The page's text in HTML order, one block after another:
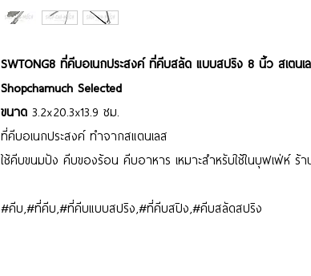
SWTONG8 ที่คีบอเนกประสงค์ ที่คีบสลัด แบบสปริง 8 นิ้ว สเตนเ
Shopchamuch Selected
ขนาด 3.2x20.3x13.9 ซม.
ที่คีบอเนกประสงค์ ทำจากสแตนเลส
ใช้คีบขนมปัง คีบของร้อน คีบอาหาร เหมาะสำหรับใช้ในบุฟเฟ่ห์ ร้า
#คีบ,#ที่คีบ,#ที่คีบแบบสปริง,#ที่คีบสปิง,#คีบสลัดสปริง